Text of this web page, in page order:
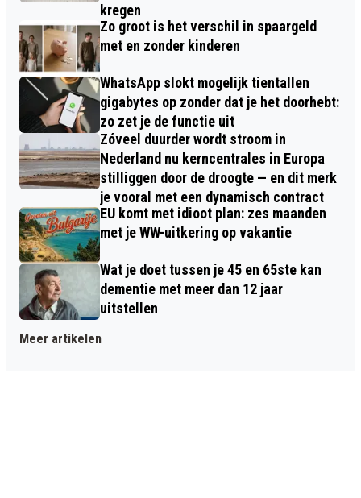
kregen
Zo groot is het verschil in spaargeld
met en zonder kinderen
WhatsApp slokt mogelijk tientallen
gigabytes op zonder dat je het doorhebt:
zo zet je de functie uit
Zóveel duurder wordt stroom in
Nederland nu kerncentrales in Europa
stilliggen door de droogte — en dit merk
je vooral met een dynamisch contract
EU komt met idioot plan: zes maanden
met je WW-uitkering op vakantie
Wat je doet tussen je 45 en 65ste kan
dementie met meer dan 12 jaar
uitstellen
Meer artikelen